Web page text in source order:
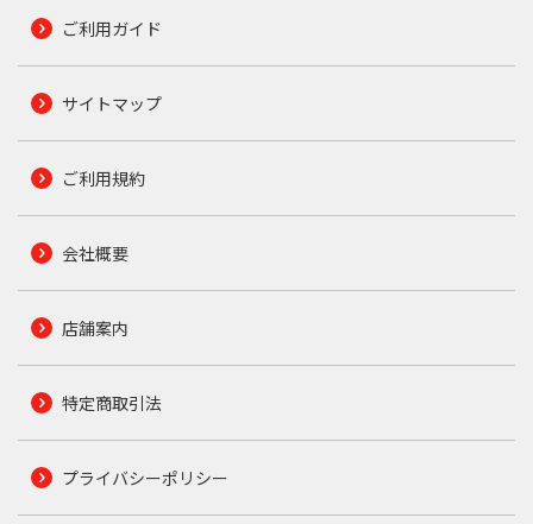
ご利用ガイド
サイトマップ
ご利用規約
会社概要
店舗案内
特定商取引法
プライバシーポリシー